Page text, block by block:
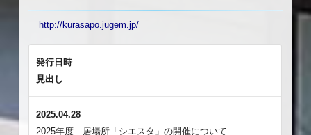
http://kurasapo.jugem.jp/
発行日時
見出し
2025.04.28
2025年度 居場所「シエスタ」の開催について